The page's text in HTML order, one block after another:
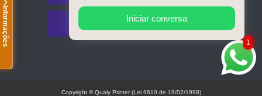
Informações Mapa do site
1
Iniciar conversa
Copyright © Qualy Printer (Lei 9610 de 19/02/1998)